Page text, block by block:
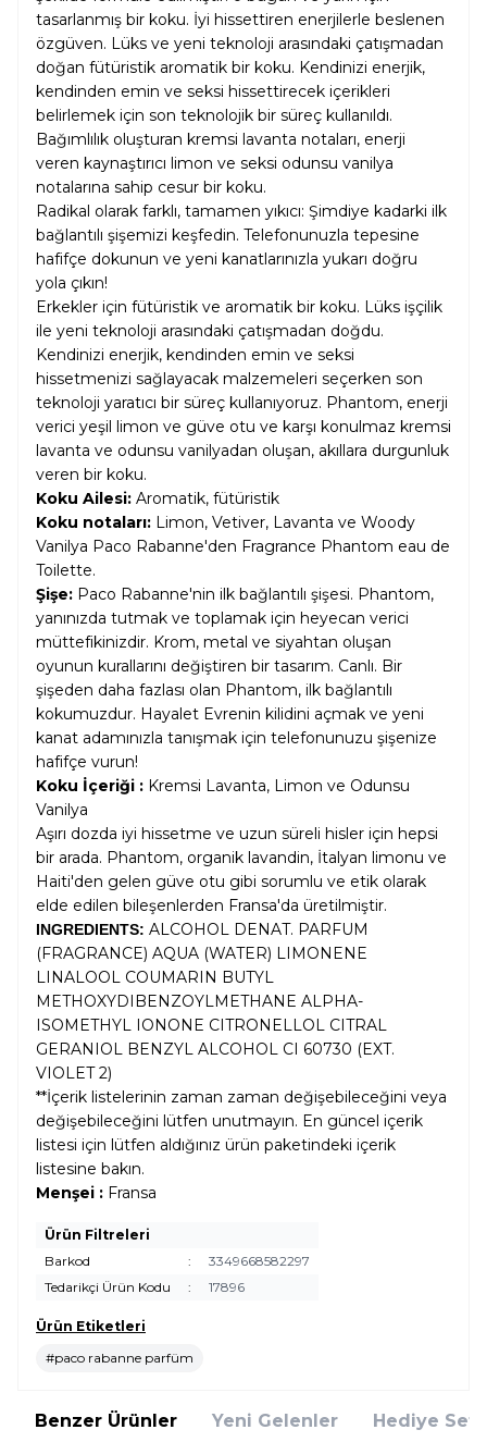
tasarlanmış bir koku. İyi hissettiren enerjilerle beslenen
özgüven. Lüks ve yeni teknoloji arasındaki çatışmadan
doğan fütüristik aromatik bir koku. Kendinizi enerjik,
kendinden emin ve seksi hissettirecek içerikleri
belirlemek için son teknolojik bir süreç kullanıldı.
Bağımlılık oluşturan kremsi lavanta notaları, enerji
veren kaynaştırıcı limon ve seksi odunsu vanilya
notalarına sahip cesur bir koku.
Radikal olarak farklı, tamamen yıkıcı: Şimdiye kadarki ilk
bağlantılı şişemizi keşfedin. Telefonunuzla tepesine
hafifçe dokunun ve yeni kanatlarınızla yukarı doğru
yola çıkın!
Erkekler için fütüristik ve aromatik bir koku. Lüks işçilik
ile yeni teknoloji arasındaki çatışmadan doğdu.
Kendinizi enerjik, kendinden emin ve seksi
hissetmenizi sağlayacak malzemeleri seçerken son
teknoloji yaratıcı bir süreç kullanıyoruz. Phantom, enerji
verici yeşil limon ve güve otu ve karşı konulmaz kremsi
lavanta ve odunsu vanilyadan oluşan, akıllara durgunluk
veren bir koku.
Koku Ailesi: Aromatik, fütüristik
Koku notaları: Limon, Vetiver, Lavanta ve Woody
Vanilya Paco Rabanne'den Fragrance Phantom eau de
Toilette.
Şişe: Paco Rabanne'nin ilk bağlantılı şişesi. Phantom,
yanınızda tutmak ve toplamak için heyecan verici
müttefikinizdir. Krom, metal ve siyahtan oluşan
oyunun kurallarını değiştiren bir tasarım. Canlı. Bir
şişeden daha fazlası olan Phantom, ilk bağlantılı
kokumuzdur. Hayalet Evrenin kilidini açmak ve yeni
kanat adamınızla tanışmak için telefonunuzu şişenize
hafifçe vurun!
Koku İçeriği : Kremsi Lavanta, Limon ve Odunsu
Vanilya
Aşırı dozda iyi hissetme ve uzun süreli hisler için hepsi
bir arada. Phantom, organik lavandin, İtalyan limonu ve
Haiti'den gelen güve otu gibi sorumlu ve etik olarak
elde edilen bileşenlerden Fransa'da üretilmiştir.
INGREDIENTS: ALCOHOL DENAT. PARFUM
(FRAGRANCE) AQUA (WATER) LIMONENE
LINALOOL COUMARIN BUTYL
METHOXYDIBENZOYLMETHANE ALPHA-
ISOMETHYL IONONE CITRONELLOL CITRAL
GERANIOL BENZYL ALCOHOL CI 60730 (EXT.
VIOLET 2)
**İçerik listelerinin zaman zaman değişebileceğini veya
değişebileceğini lütfen unutmayın. En güncel içerik
listesi için lütfen aldığınız ürün paketindeki içerik
listesine bakın.
Menşei : Fransa
Ürün Filtreleri
Barkod
:
3349668582297
Tedarikçi Ürün Kodu
: 17896
Ürün Etiketleri
#paco rabanne parfüm
Benzer Ürünler Yeni Gelenler Hediye